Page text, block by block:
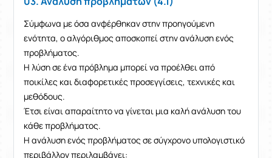
Σύμφωνα με όσα ανφέρθηκαν στην προηγούμενη
ενότητα, ο αλγόριθμος αποσκοπεί στην ανάλυση ενός
προβλήματος.
Η λύση σε ένα πρόβλημα μπορεί να προέλθει από
ποικίλες και διαφορετικές προσεγγίσεις, τεχνικές και
μεθόδους.
Έτσι είναι απαραίτητο να γίνεται μια καλή ανάλυση του
κάθε προβλήματος.
Η ανάλυση ενός προβλήματος σε σύγχρονο υπολογιστικό
περιβάλλον περιλαμβάνει: